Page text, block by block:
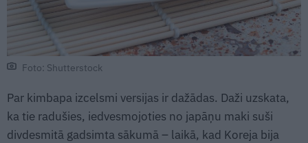
Foto: Shutterstock
Par kimbapa izcelsmi versijas ir dažādas. Daži uzskata,
ka tie radušies, iedvesmojoties no japāņu maki suši
divdesmitā gadsimta sākumā – laikā, kad Koreja bija